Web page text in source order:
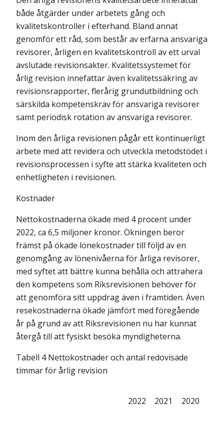
både åtgärder under arbetets gång och
kvalitetskontroller i efterhand. Bland annat
genomför ett råd, som består av erfarna ansvariga
revisorer, årligen en kvalitetskontroll av ett urval
avslutade revisionsakter. Kvalitetssystemet för
årlig revision innefattar även kvalitetssäkring av
revisionsrapporter, flerårig grundutbildning och
särskilda kompetenskrav för ansvariga revisorer
samt periodisk rotation av ansvariga revisorer.
Inom den årliga revisionen pågår ett kontinuerligt
arbete med att revidera och utveckla metodstödet i
revisionsprocessen i syfte att stärka kvaliteten och
enhetligheten i revisionen.
Kostnader
Nettokostnaderna ökade med 4 procent under
2022, ca 6,5 miljoner kronor. Ökningen beror
främst på ökade lönekostnader till följd av en
genomgång av lönenivåerna för årliga revisorer,
med syftet att bättre kunna behålla och attrahera
den kompetens som Riksrevisionen behöver för
att genomföra sitt uppdrag även i framtiden. Även
resekostnaderna ökade jämfört med före­gående
år på grund av att Riksrevisionen nu har kunnat
återgå till att fysiskt besöka myndigheterna.
Tabell 4 Nettokostnader och antal redovisade
timmar för årlig revision
2022 2021 2020